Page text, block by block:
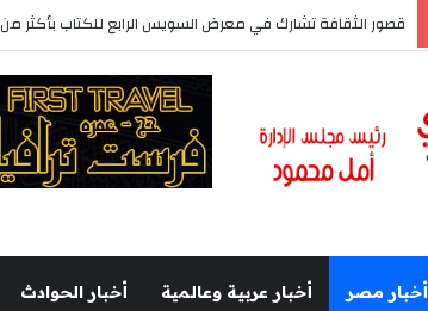
قصور الثقافة تشارك في معرض السويس الرابع للكتاب بأكثر من 250 عنوانا وببرنامج فني عبر المسرح المتنقل
أخبار مصر أخبار عربية وعالمية أخبار الحوادث